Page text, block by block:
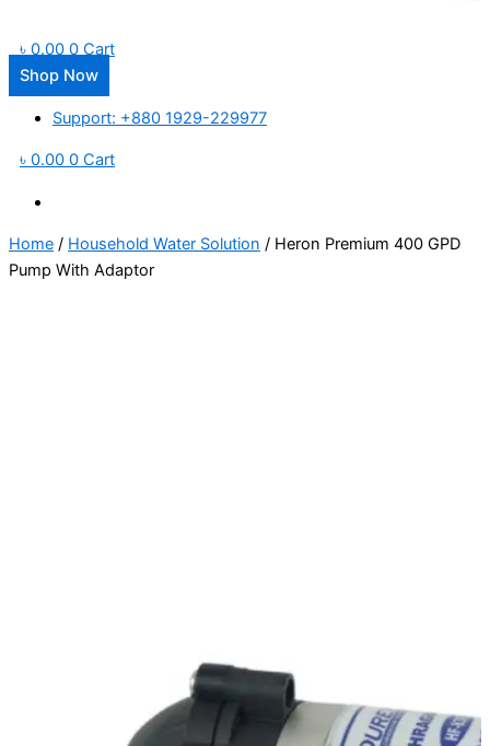
৳ 0.00 0 Cart
Shop Now
Support: +880 1929-229977
৳ 0.00 0 Cart
Home / Household Water Solution / Heron Premium 400 GPD
Pump With Adaptor